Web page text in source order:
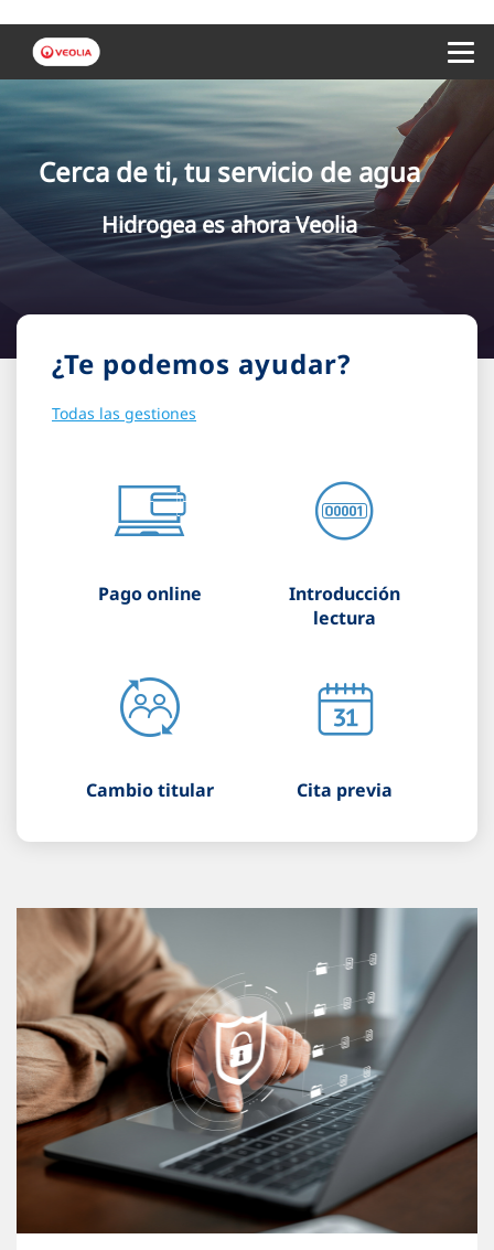
Cerca de ti, tu servicio de agua
Hidrogea es ahora Veolia
¿Te podemos ayudar?
Todas las gestiones
Pago online
Introducción
lectura
Cambio titular Cita previa